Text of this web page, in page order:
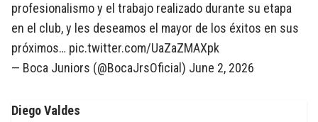
profesionalismo y el trabajo realizado durante su etapa
en el club, y les deseamos el mayor de los éxitos en sus
próximos… pic.twitter.com/UaZaZMAXpk
— Boca Juniors (@BocaJrsOficial) June 2, 2026
Diego Valdes